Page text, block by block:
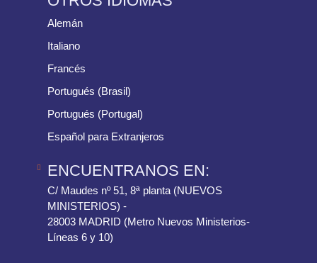
Alemán
Italiano
Francés
Portugués (Brasil)
Portugués (Portugal)
Español para Extranjeros
ENCUENTRANOS EN:
C/ Maudes nº 51, 8ª planta (NUEVOS
MINISTERIOS) -
28003 MADRID (Metro Nuevos Ministerios-
Líneas 6 y 10)